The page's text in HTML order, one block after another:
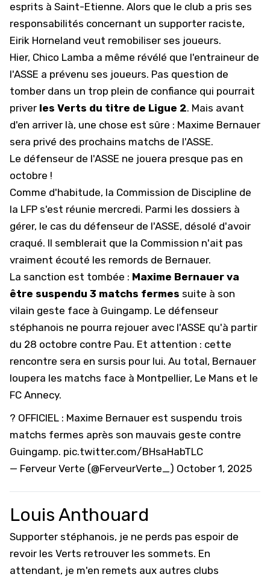
esprits à Saint-Etienne. Alors que le club a pris ses
responsabilités concernant un supporter raciste,
Eirik Horneland veut remobiliser ses joueurs.
Hier, Chico Lamba a même révélé que l'entraineur de
l'ASSE a prévenu ses joueurs. Pas question de
tomber dans un trop plein de confiance qui pourrait
priver les Verts du titre de Ligue 2. Mais avant
d'en arriver là, une chose est sûre : Maxime Bernauer
sera privé des prochains matchs de l'ASSE.
Le défenseur de l'ASSE ne jouera presque pas en
octobre !
Comme d'habitude, la Commission de Discipline de
la LFP s'est réunie mercredi. Parmi les dossiers à
gérer, le cas du défenseur de l'ASSE, désolé d'avoir
craqué. Il semblerait que la Commission n'ait pas
vraiment écouté les remords de Bernauer.
La sanction est tombée : Maxime Bernauer va
être suspendu 3 matchs fermes suite à son
vilain geste face à Guingamp. Le défenseur
stéphanois ne pourra rejouer avec l'ASSE qu'à partir
du 28 octobre contre Pau. Et attention : cette
rencontre sera en sursis pour lui. Au total, Bernauer
loupera les matchs face à Montpellier, Le Mans et le
FC Annecy.
? OFFICIEL : Maxime Bernauer est suspendu trois
matchs fermes après son mauvais geste contre
Guingamp. pic.twitter.com/BHsaHabTLC
— Ferveur Verte (@FerveurVerte_) October 1, 2025
Louis Anthouard
Supporter stéphanois, je ne perds pas espoir de
revoir les Verts retrouver les sommets. En
attendant, je m'en remets aux autres clubs